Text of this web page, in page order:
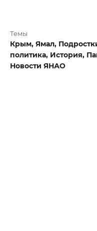
Темы
Крым, Ямал,
политика, История,
Новости ЯНАО